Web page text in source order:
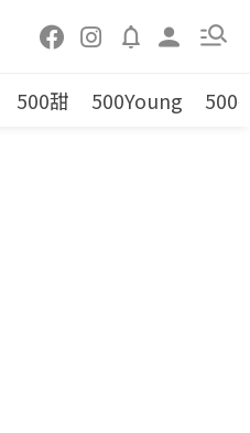
500甜 500Young 500